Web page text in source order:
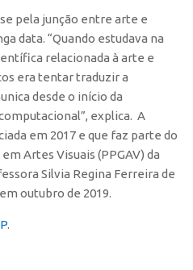
pela junção entre arte e
data. “Quando estudava na
relacionada à arte e
era tentar traduzir a
desde o início da
explica. A
em 2017 e que faz parte do
Artes Visuais (PPGAV) da
Silvia Regina Ferreira de
outubro de 2019.
.